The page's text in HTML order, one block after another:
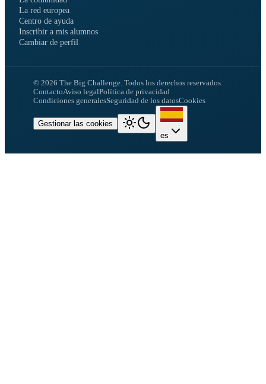
La red europea
Centro de ayuda
Inscribir a mis alumnos
Cambiar de perfil
© 2026 The Big Challenge. Todos los derechos reservados.
ContactoAviso legalPolítica de privacidad
Condiciones generalesSeguridad de los datosCookies
Gestionar las cookies
es